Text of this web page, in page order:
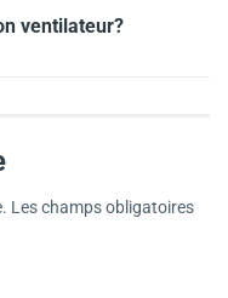
ventilateur?
Les champs obligatoires